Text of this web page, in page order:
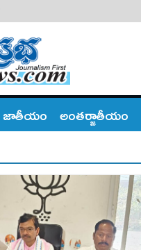
జాతీయం అంతర్జాతీయం